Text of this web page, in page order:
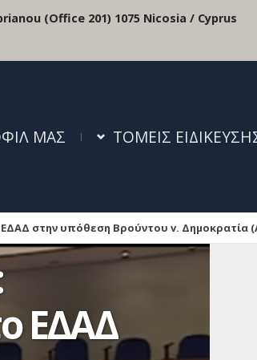
(Office 201) 1075 Nicosia / Cyprus
ΜΑΣ ΤΟΜΕΙΣ
στην υπόθεση Βρούντου v. Δημοκρατία
ΕΔΑΔ